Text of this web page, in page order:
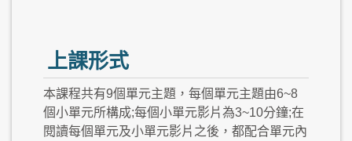
上課形式
本課程共有9個單元主題，每個單元主題由6~8
個小單元所構成;每個小單元影片為3~10分鐘;在
閱讀每個單元及小單元影片之後，都配合單元內